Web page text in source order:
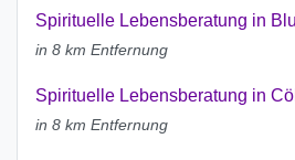
Spirituelle Lebensberatung in
in 8 km Entfernung
Spirituelle Lebensberatung in
in 8 km Entfernung